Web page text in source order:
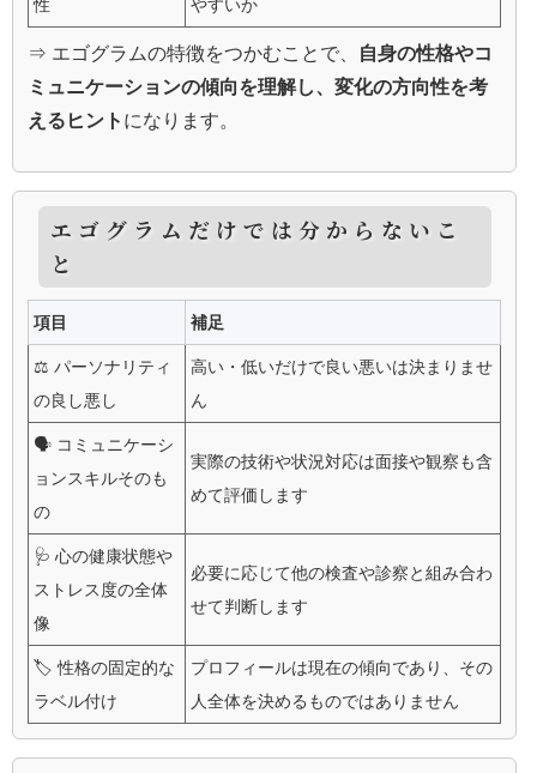
性
やすいか
⇒ エゴグラムの特徴をつかむことで、
自身の性格やコ
ミュニケーションの傾向を理解し、変化の方向性を考
えるヒント になります。
エゴグラムだけでは分からないこ
と
項目 補足
⚖️ パーソナリティ
の良し悪し
高い・低いだけで良い悪いは決まりませ
ん
🗣️ コミュニケーシ
ョンスキルそのも
の
実際の技術や状況対応は面接や観察も含
めて評価します
🩺 心の健康状態や
ストレス度の全体
像
必要に応じて他の検査や診察と組み合わ
せて判断します
🏷️ 性格の固定的な
ラベル付け
プロフィールは現在の傾向であり、その
人全体を決めるものではありません